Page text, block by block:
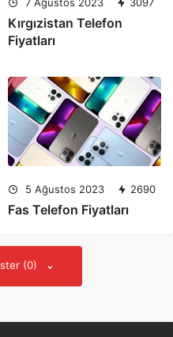
Kırgızistan Telefon
Fiyatları
5 Ağustos 2023 2690
Fas Telefon Fiyatları
(0)